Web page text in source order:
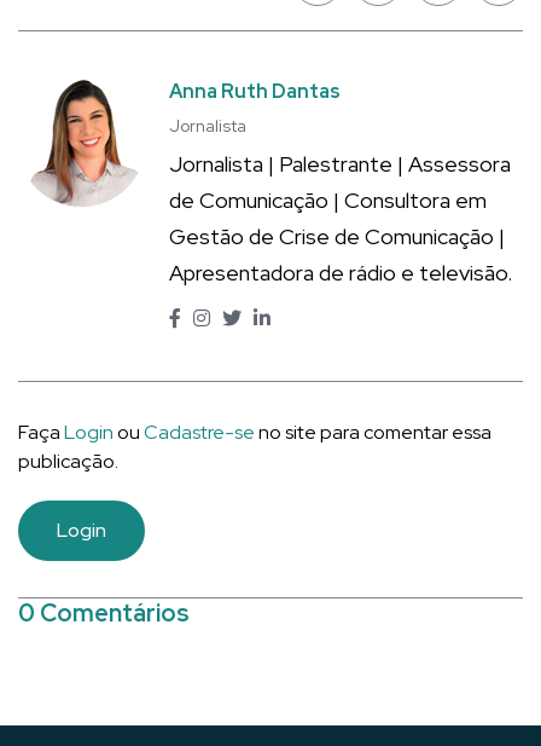
Anna Ruth Dantas
Jornalista
Jornalista | Palestrante | Assessora
de Comunicação | Consultora em
Gestão de Crise de Comunicação |
Apresentadora de rádio e televisão.
FaçaLoginouCadastre-seno site para comentar essa
publicação.
Login
0 Comentários